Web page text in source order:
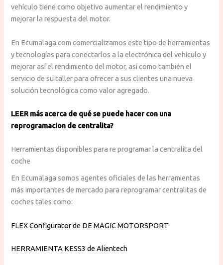
vehículo tiene como objetivo aumentar el rendimiento y
mejorar la respuesta del motor.
En Ecumalaga.com comercializamos este tipo de herramientas
y tecnologías para conectarlos a la electrónica del vehículo y
mejorar así el rendimiento del motor, así como también el
servicio de su taller para ofrecer a sus clientes una nueva
solución tecnológica como valor agregado.
LEER más acerca de qué se puede hacer con una
reprogramacion de centralita?
Herramientas disponibles para re programar la centralita del
coche
En Ecumalaga somos agentes oficiales de las herramientas
más importantes de mercado para reprogramar centralitas de
coches tales como:
FLEX Configurator de DE MAGIC MOTORSPORT
HERRAMIENTA KESS3 de Alientech